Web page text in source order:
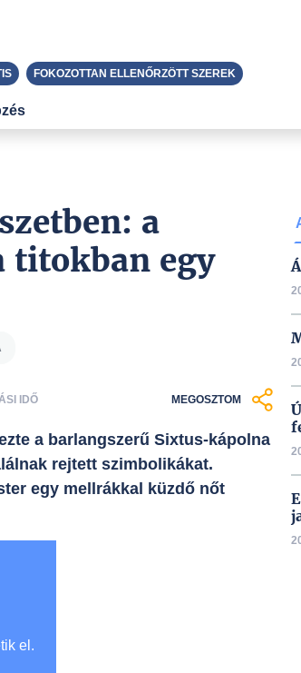
a
titokban egy
IDŐ MEGOSZTOM
a barlangszerű Sixtus-kápolna
rejtett szimbolikákat.
egy mellrákkal küzdő nőt
el.
FOKOZOTTAN ELLENŐRZÖTT SZEREK